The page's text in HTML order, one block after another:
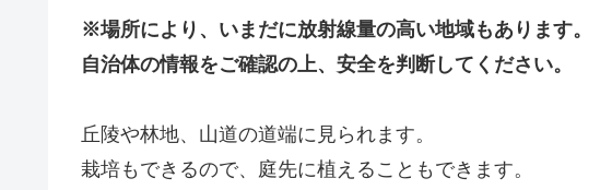
※場所により、いまだに放射線量の高い地域もあります。
自治体の情報をご確認の上、安全を判断してください。
丘陵や林地、山道の道端に見られます。
栽培もできるので、庭先に植えることもできます。